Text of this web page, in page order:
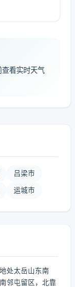
看实时天气
吕梁市
运城市
处太岳山东南
邻屯留区，北靠